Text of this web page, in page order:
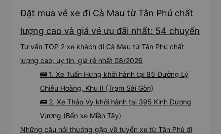
Đặt mua vé xe đi Cà Mau từ Tân Phú chất
lượng cao và giá vé ưu đãi nhất: 54 chuyến
Tư vấn TOP 2 xe khách đi Cà Mau từ Tân Phú chất
lượng cao, uy tín, giá rẻ nhất 08/2026
🚌 1. Xe Tuấn Hưng khởi hành tại 85 Đường Lý
Chiêu Hoàng, Khu II (Trạm Sài Gòn)
🚌 2. Xe Thảo Vy khởi hành tại 395 Kinh Dương
Vương (Bến xe Miền Tây)
Những câu hỏi thường gặp về tuyến xe từ Tân Phú đi